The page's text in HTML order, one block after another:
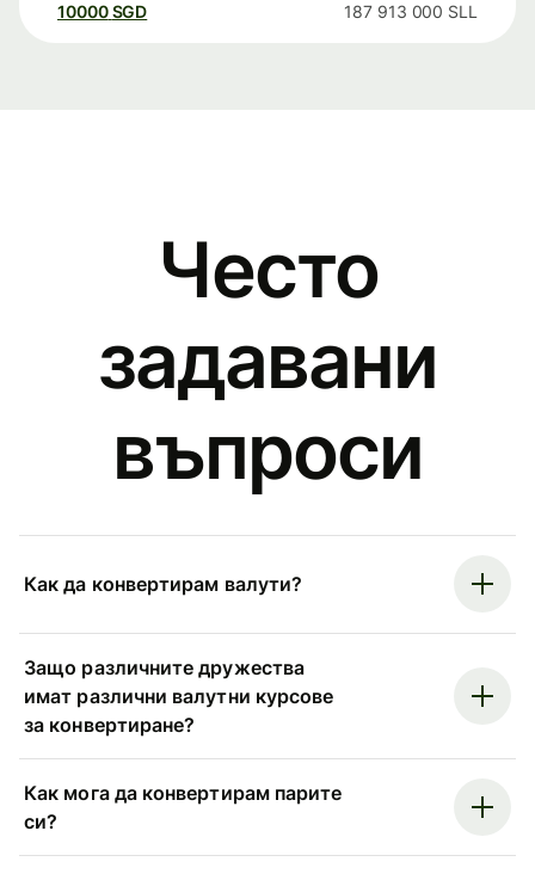
10000 SGD 187 913 000 SLL
Често
задавани
въпроси
Как да конвертирам валути?
Защо различните дружества
имат различни валутни курсове
за конвертиране?
Как мога да конвертирам парите
си?